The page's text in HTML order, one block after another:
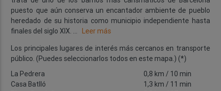
puesto que aún conserva un encantador ambiente de pueblo
heredado de su historia como municipio independiente hasta
finales del siglo XIX. ... Leer más
Los principales lugares de interés más cercanos en transporte
público. (Puedes seleccionarlos todos en este mapa.) (*)
La Pedrera
0,8 km / 10 min
Casa Batlló
1,3 km / 11 min